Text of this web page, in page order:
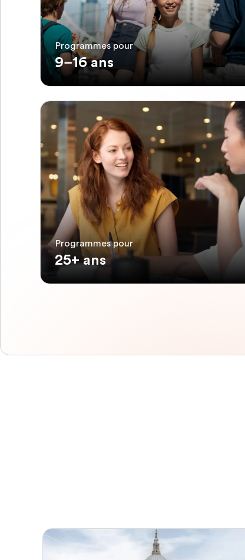
Programmes pour
9–16 ans
Programmes pour
25+ ans